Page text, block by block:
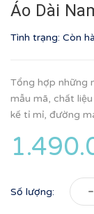
Áo Dài
Tình trạng: Còn
Tổng hợp những
mẫu mã, chất
kế tỉ mỉ, đường
Số lượng: -